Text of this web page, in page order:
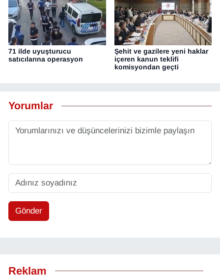
71 ilde uyuşturucu
satıcılarına operasyon
Şehit ve gazilere yeni haklar
içeren kanun teklifi
komisyondan geçti
Yorumlar
Gönder
Reklam